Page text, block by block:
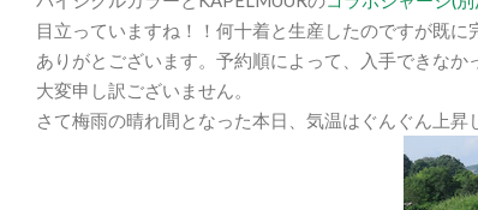
目立っていますね！！何十着と生産したのですが既に
ありがとございます。予約順によって、入手できなか
大変申し訳ございません。
さて梅雨の晴れ間となった本日、気温はぐんぐん上昇